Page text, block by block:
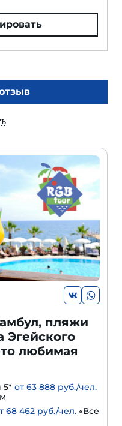
пляжи
Эгейского
любимая
5* от 63 888 руб./чел.
68 462 руб./чел. «Все